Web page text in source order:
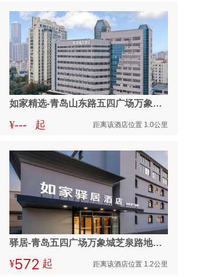
如家精选-青岛山东路五四广场万象城店
¥--- 起 距离该酒店位置 1.0公里
驿居-青岛五四广场万象城芝泉路地铁站店
¥  起 距离该酒店位置 1.2公里